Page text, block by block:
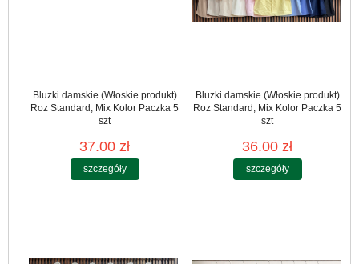
Bluzki damskie (Włoskie produkt)
Roz Standard, Mix Kolor Paczka 5
szt
37.00 zł
szczegóły
Bluzki damskie (Włoskie produkt)
Roz Standard, Mix Kolor Paczka 5
szt
36.00 zł
szczegóły